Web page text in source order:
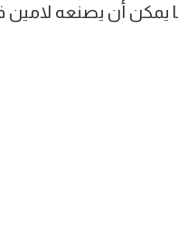
أن يصنعه لامين